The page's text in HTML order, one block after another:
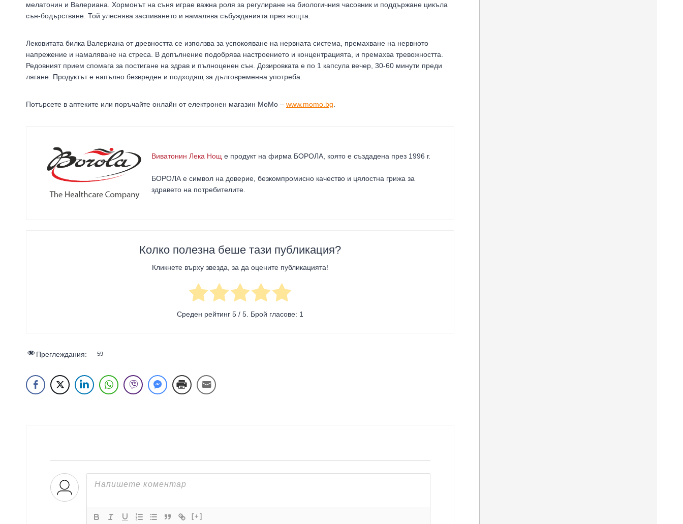
мелатонин и Валериана. Хормонът на съня играе важна роля за регулиране на биологичния часовник и поддържане цикъла
сън-бодърстване. Той улеснява заспиването и намалява събужданията през нощта.
Лековитата билка Валериана от древността се използва за успокояване на нервната система, премахване на нервното
напрежение и намаляване на стреса. В допълнение подобрява настроението и концентрацията, и премахва тревожността.
Редовният прием спомага за постигане на здрав и пълноценен сън. Дозировката е по 1 капсула вечер, 30-60 минути преди
лягане. Продуктът е напълно безвреден и подходящ за дълговременна употреба.
Потърсете в аптеките или поръчайте онлайн от електронен магазин МоМо – www.momo.bg
Виватонин Лека Нощ е продукт на фирма БОРОЛА, която е създадена през 1996 г.
БОРОЛА е символ на доверие, безкомпромисно качество и цялостна грижа за
здравето на потребителите.
Колко полезна беше тази публикация?
Кликнете върху звезда, за да оцените публикацията!
Среден рейтинг 5 / 5. Брой гласове: 1
Преглеждания: 59
[+]